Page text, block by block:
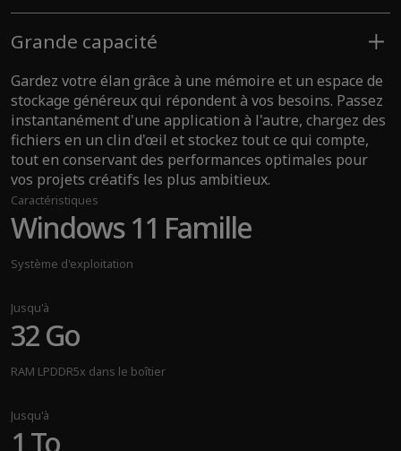
+300
expériences d'IA
Grande capacité
Gardez votre élan grâce à une mémoire et un espace de
stockage généreux qui répondent à vos besoins. Passez
instantanément d'une application à l'autre, chargez des
fichiers en un clin d'œil et stockez tout ce qui compte,
tout en conservant des performances optimales pour
vos projets créatifs les plus ambitieux.
Caractéristiques
Windows 11 Famille
Système d'exploitation
Jusqu'à
32 Go
RAM LPDDR5x dans le boîtier
Jusqu'à
1 To